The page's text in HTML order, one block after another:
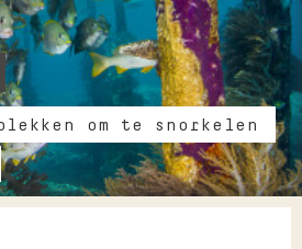
om te snorkelen